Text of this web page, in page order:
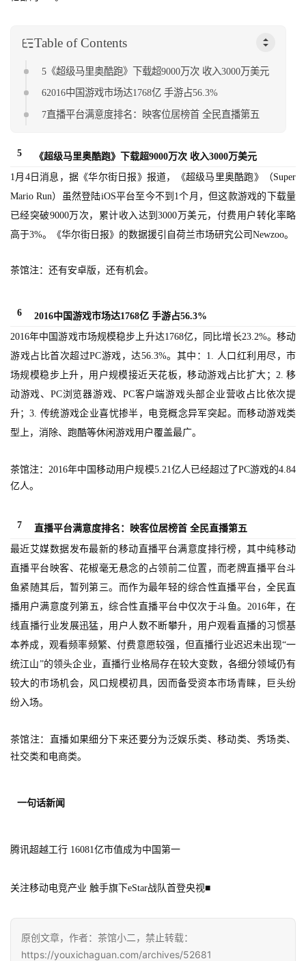
单
游
戏
游
戏
2
0
5
第
三
茶
奖
7
月
3
游
茶
对
接
会
上
站
文
国
Table of Contents
5《超级马里奥酷跑》下载超9000万次 收入3000万美元
62016中国游戏市场达1768亿 手游占56.3%
7直播平台满意度排名：映客位居榜首 全民直播第五
5
《超级马里奥酷跑》下载超9000万次 收入3000万美元
1月4日消息，据《华尔街日报》报道，《超级马里奥酷跑》（Super
Mario Run）虽然登陆iOS平台至今不到1个月，但这款游戏的下载量
已经突破9000万次，累计收入达到3000万美元，付费用户转化率略
高于3%。《华尔街日报》的数据援引自荷兰市场研究公司Newzoo。
茶馆注：还有安卓版，还有机会。
6
2016中国游戏市场达1768亿 手游占56.3%
2016年中国游戏市场规模稳步上升达1768亿，同比增长23.2%。移动
游戏占比首次超过PC游戏，达56.3%。其中：1. 人口红利用尽，市
场规模稳步上升，用户规模接近天花板，移动游戏占比扩大；2. 移
动游戏、PC浏览器游戏、PC客户端游戏头部企业营收占比依次提
升；3. 传统游戏企业喜忧掺半，电竞概念异军突起。而移动游戏类
型上，消除、跑酷等休闲游戏用户覆盖最广。
茶馆注：2016年中国移动用户规模5.21亿人已经超过了PC游戏的4.84
亿人。
7
直播平台满意度排名：映客位居榜首 全民直播第五
最近艾媒数据发布最新的移动直播平台满意度排行榜，其中纯移动
直播平台映客、花椒毫无悬念的占领前二位置，而老牌直播平台斗
鱼紧随其后，暂列第三。而作为最年轻的综合性直播平台，全民直
播用户满意度列第五，综合性直播平台中仅次于斗鱼。2016年，在
线直播行业发展迅猛，用户人数不断攀升，用户观看直播的习惯基
本养成，观看频率频繁、付费意愿较强，但直播行业迟迟未出现“一
统江山”的领头企业，直播行业格局存在较大变数，各细分领域仍有
较大的市场机会，风口规模初具，因而备受资本市场青睐，巨头纷
纷入场。
茶馆注：直播如果细分下来还要分为泛娱乐类、移动类、秀场类、
社交类和电商类。
一句话新闻
腾讯超越工行 16081亿市值成为中国第一
关注移动电竞产业 触手旗下eStar战队首登央视■
原创文章，作者：茶馆小二，禁止转载：
https://youxichaguan.com/archives/52681